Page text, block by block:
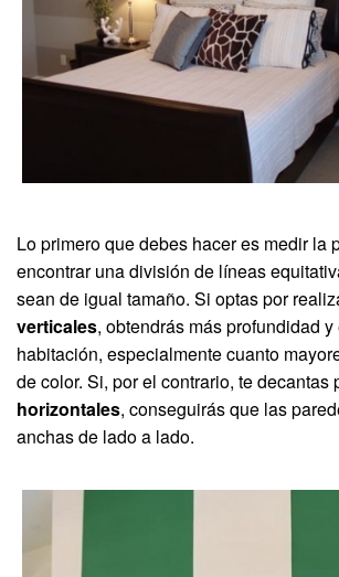
Lo primero que debes hacer es medir la
encontrar una división de líneas
sean de igual tamaño. Si optas por
verticales, obtendrás más profundidad
habitación, especialmente cuanto
de color. Si, por el contrario, te decantas
horizontales, conseguirás que las
anchas de lado a lado.